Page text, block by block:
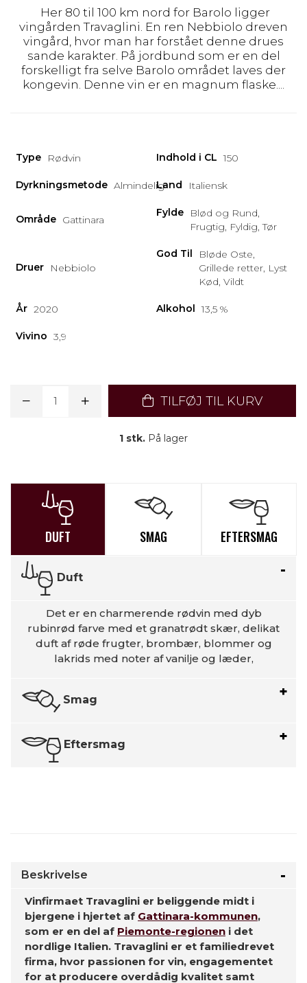
Her 80 til 100 km nord for Barolo ligger
vingården Travaglini. En ren Nebbiolo dreven
vingård, hvor man har forstået denne drues
sande karakter. På jordbund som er en del
forskelligt fra selve Barolo området laves der
kongevin. Denne vin er en magnum flaske....
Type Rødvin Indhold i CL 150
Dyrkningsmetode AlmindeligLand Italiensk
Område Gattinara
Fylde
Blød og Rund,
Frugtig, Fyldig, Tør
Druer Nebbiolo
God Til
Bløde Oste,
Grillede retter, Lyst
Kød, Vildt
År 2020 Alkohol 13,5 %
Vivino 3,9
TILFØJ TIL KURV
1 stk. På lager
DUFT SMAG EFTERSMAG
Duft
Det er en charmerende rødvin med dyb
rubinrød farve med et granatrødt skær, delikat
duft af røde frugter, brombær, blommer og
lakrids med noter af vanilje og læder,
Smag
Eftersmag
Beskrivelse
Vinfirmaet Travaglini er beliggende midt i
bjergene i hjertet af Gattinara-kommunen,
som er en del af Piemonte-regionen i det
nordlige Italien. Travaglini er et familiedrevet
firma, hvor passionen for vin, engagementet
for at producere overdådig kvalitet samt